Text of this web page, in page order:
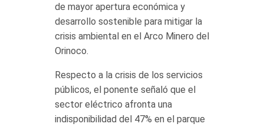
de mayor apertura económica y
desarrollo sostenible para mitigar la
crisis ambiental en el Arco Minero del
Orinoco.
Respecto a la crisis de los servicios
públicos, el ponente señaló que el
sector eléctrico afronta una
indisponibilidad del 47% en el parque